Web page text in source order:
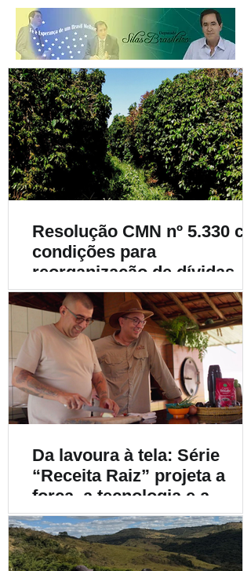
Resolução CMN nº 5.330
condições para
reorganização de dívidas de
cafeicultores
Da lavoura à tela: Série
“Receita Raiz” projeta a
força, a tecnologia e a
diversidade do café
brasileiro para o mundo